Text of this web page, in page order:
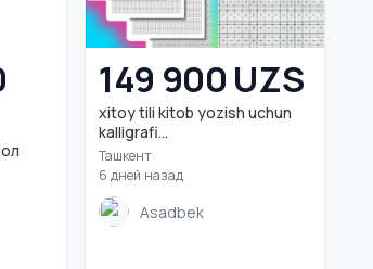
149 900 UZS
xitoy tili kitob yozish uchun
kalligrafi...
Ташкент
6 дней назад
Asadbek